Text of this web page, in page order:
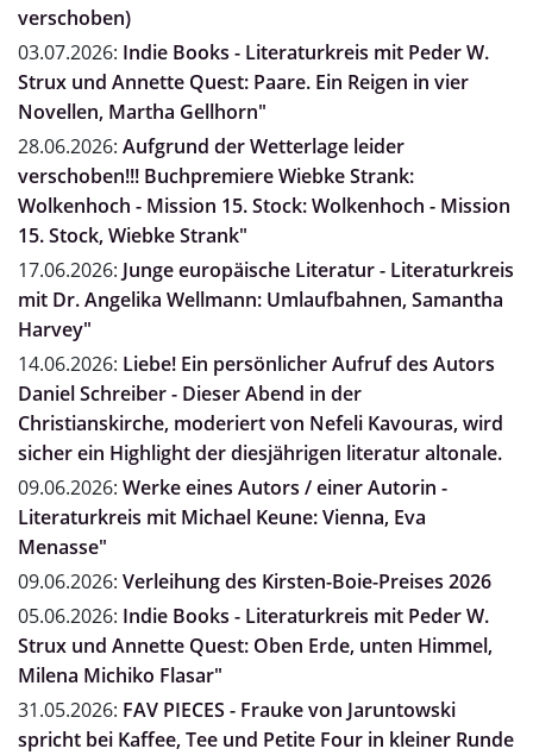
verschoben)
03.07.2026: Indie Books - Literaturkreis mit Peder W.
Strux und Annette Quest: Paare. Ein Reigen in vier
Novellen, Martha Gellhorn"
28.06.2026: Aufgrund der Wetterlage leider
verschoben!!! Buchpremiere Wiebke Strank:
Wolkenhoch - Mission 15. Stock: Wolkenhoch - Mission
15. Stock, Wiebke Strank"
17.06.2026: Junge europäische Literatur - Literaturkreis
mit Dr. Angelika Wellmann: Umlaufbahnen, Samantha
Harvey"
14.06.2026: Liebe! Ein persönlicher Aufruf des Autors
Daniel Schreiber - Dieser Abend in der
Christianskirche, moderiert von Nefeli Kavouras, wird
sicher ein Highlight der diesjährigen literatur altonale.
09.06.2026: Werke eines Autors / einer Autorin -
Literaturkreis mit Michael Keune: Vienna, Eva
Menasse"
09.06.2026: Verleihung des Kirsten-Boie-Preises 2026
05.06.2026: Indie Books - Literaturkreis mit Peder W.
Strux und Annette Quest: Oben Erde, unten Himmel,
Milena Michiko Flasar"
31.05.2026: FAV PIECES - Frauke von Jaruntowski
spricht bei Kaffee, Tee und Petite Four in kleiner Runde